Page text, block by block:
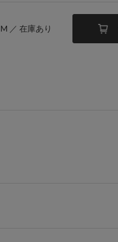
M ／ 在庫あり